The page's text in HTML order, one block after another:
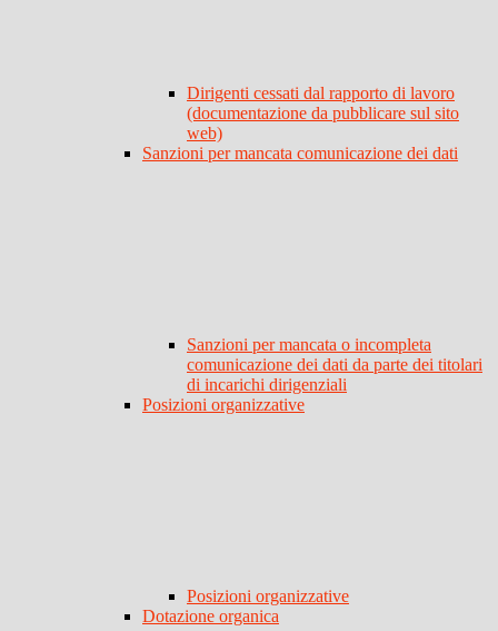
Dirigenti cessati dal rapporto di lavoro
(documentazione da pubblicare sul sito
web)
Sanzioni per mancata comunicazione dei dati
Sanzioni per mancata o incompleta
comunicazione dei dati da parte dei titolari
di incarichi dirigenziali
Posizioni organizzative
Posizioni organizzative
Dotazione organica